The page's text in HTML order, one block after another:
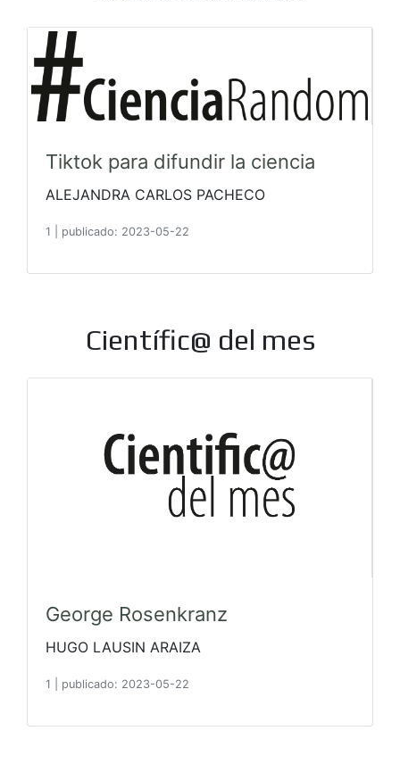
Tiktok para difundir la ciencia
ALEJANDRA CARLOS PACHECO
1 publicado: 2023-05-22
Científic@ del mes
George Rosenkranz
HUGO LAUSIN ARAIZA
1 publicado: 2023-05-22